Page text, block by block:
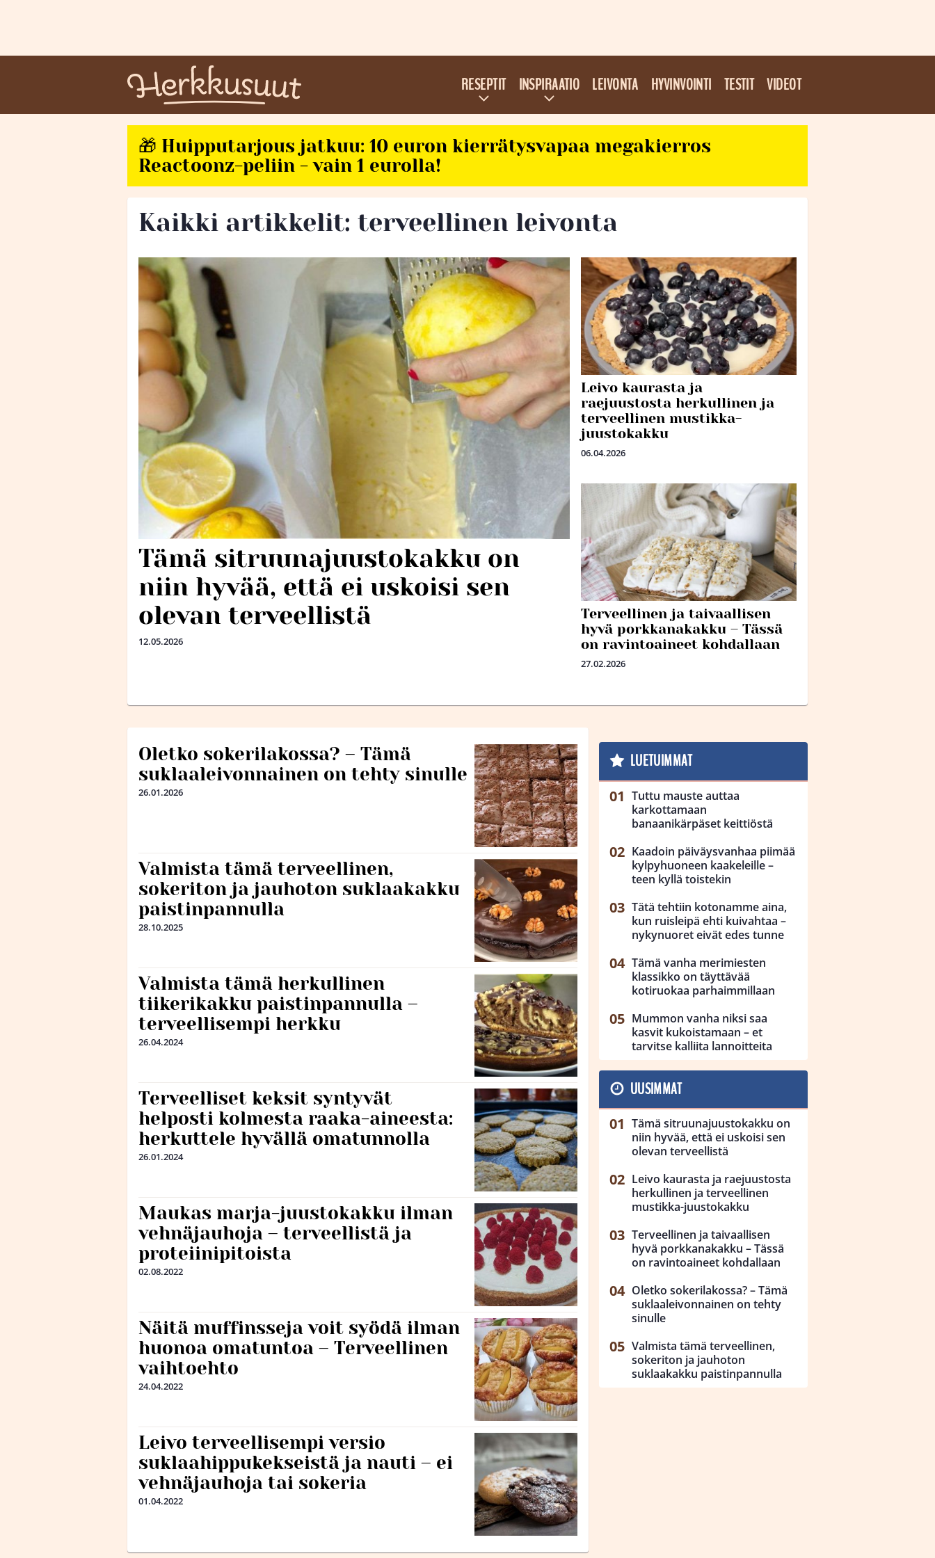
RESEPTIT INSPIRAATIO LEIVONTA HYVINVOINTI TESTIT VIDEOT
🎁 Huipputarjous jatkuu: 10 euron kierrätysvapaa megakierros
Reactoonz-peliin - vain 1 eurolla!
Kaikki artikkelit: terveellinen leivonta
Tämä sitruunajuustokakku on
niin hyvää, että ei uskoisi sen
olevan terveellistä
12.05.2026
Leivo kaurasta ja
raejuustosta herkullinen ja
terveellinen mustikka-
juustokakku
06.04.2026
Terveellinen ja taivaallisen
hyvä porkkanakakku – Tässä
on ravintoaineet kohdallaan
27.02.2026
Oletko sokerilakossa? – Tämä
suklaaleivonnainen on tehty sinulle
26.01.2026
Valmista tämä terveellinen,
sokeriton ja jauhoton suklaakakku
paistinpannulla
28.10.2025
Valmista tämä herkullinen
tiikerikakku paistinpannulla –
terveellisempi herkku
26.04.2024
Terveelliset keksit syntyvät
helposti kolmesta raaka-aineesta:
herkuttele hyvällä omatunnolla
26.01.2024
Maukas marja-juustokakku ilman
vehnäjauhoja – terveellistä ja
proteiinipitoista
02.08.2022
Näitä muffinsseja voit syödä ilman
huonoa omatuntoa – Terveellinen
vaihtoehto
24.04.2022
Leivo terveellisempi versio
suklaahippukekseistä ja nauti – ei
vehnäjauhoja tai sokeria
01.04.2022
LUETUIMMAT
Tuttu mauste auttaa
karkottamaan
banaanikärpäset keittiöstä
Kaadoin päiväysvanhaa piimää
kylpyhuoneen kaakeleille –
teen kyllä toistekin
Tätä tehtiin kotonamme aina,
kun ruisleipä ehti kuivahtaa –
nykynuoret eivät edes tunne
Tämä vanha merimiesten
klassikko on täyttävää
kotiruokaa parhaimmillaan
Mummon vanha niksi saa
kasvit kukoistamaan – et
tarvitse kalliita lannoitteita
UUSIMMAT
Tämä sitruunajuustokakku on
niin hyvää, että ei uskoisi sen
olevan terveellistä
Leivo kaurasta ja raejuustosta
herkullinen ja terveellinen
mustikka-juustokakku
Terveellinen ja taivaallisen
hyvä porkkanakakku – Tässä
on ravintoaineet kohdallaan
Oletko sokerilakossa? – Tämä
suklaaleivonnainen on tehty
sinulle
Valmista tämä terveellinen,
sokeriton ja jauhoton
suklaakakku paistinpannulla